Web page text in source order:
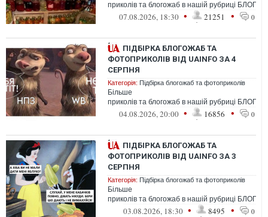
приколів та блогожаб в нашій рубриці
07.08.2026, 18:30 • 21251 • 0
ПІДБІРКА БЛОГОЖАБ ТА
ФОТОПРИКОЛІВ ВІД UAINFO ЗА 4
СЕРПНЯ
Категорія: Підбірка блогожаб та фотоприколів
Більше
приколів та блогожаб в нашій рубриці
04.08.2026, 20:00 • 16856 • 0
ПІДБІРКА БЛОГОЖАБ ТА
ФОТОПРИКОЛІВ ВІД UAINFO ЗА 3
СЕРПНЯ
Категорія: Підбірка блогожаб та фотоприколів
Більше
приколів та блогожаб в нашій рубриці
03.08.2026, 18:30 • 8495 • 0